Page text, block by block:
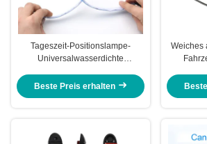
Tageszeit-Positionslampe-
Universalwasserdichte
APP-Steuerdrl LED
Beste Preis erhalten
Weiches